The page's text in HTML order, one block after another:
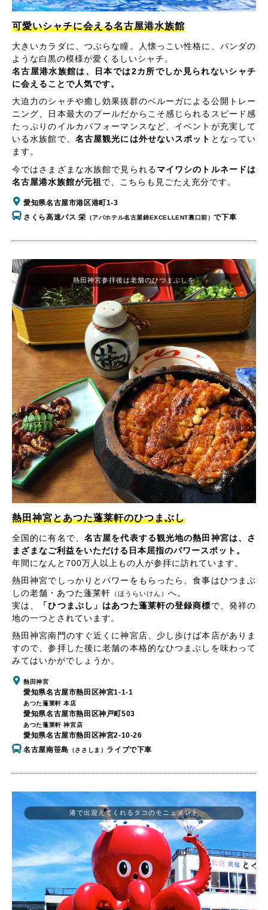
可愛いシャチに会える名古屋港水族館
大きいカラダに、つぶらな瞳。人懐っこい性格に、パンダの
ような白黒の模様が愛くるしいシャチ。
名古屋港水族館は、日本では2カ所でしか見られないシャチ
に会えることで人気です。
大迫力のシャチや癒し効果抜群のベルーガによる公開トレー
ニング、日本最大のプールだからこそ感じられるスピード感
たっぷりのイルカパフォーマンスなど、イベントが充実して
いる水族館で、 名古屋観光には外せないスポット となってい
ます。
今ではさまざまな水族館で見られるマイワシのトルネードは
名古屋港水族館が元祖 で、こちらも見ごたえ充分です。
愛知県名古屋市港区港町1-3
さくら高速バス 栄 （アパホテル名古屋錦EXCELLENT裏口前）で下車
熱田神宮とあつた蓬莱軒のひつまぶし
全国的に有名で、 名古屋を代表する観光地の熱田神宮は、さ
まざまなご利益をいただける日本屈指のパワースポット。
年間になんと700万人以上もの人が参拝に訪れています。
熱田神宮でしっかりとパワーをもらったら、食事はひつまぶ
しの老舗・あつた蓬莱軒 （ほうらいけん） へ。
実は、
「ひつまぶし」はあつた蓬莱軒の登録商標で、発祥の
地の一つとされています。
熱田神宮南門のすぐ近くに神宮店、少し歩けば本店がありま
すので、参拝した後に老舗の本格的なひつまぶしを味わって
みてはいかがでしょうか。
熱田神宮
愛知県名古屋市熱田区神宮1-1-1
あつた蓬莱軒 本店
愛知県名古屋市熱田区神戸町503
あつた蓬莱軒 神宮店
愛知県名古屋市熱田区神宮2-10-26
名古屋南笹島 （ささしま） ライブで下車
熱田神宮参拝後は老舗のひつまぶしを
港で出迎えてくれるタコのモニュメント